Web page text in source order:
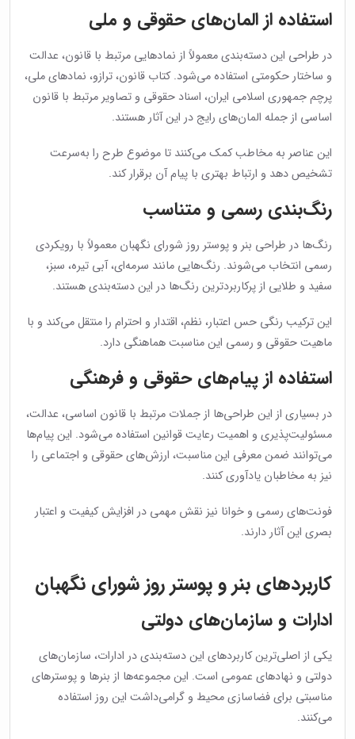
استفاده از المان‌های حقوقی و ملی
در طراحی این دسته‌بندی معمولاً از نمادهایی مرتبط با قانون، عدالت
و ساختار حکومتی استفاده می‌شود. کتاب قانون، ترازو، نمادهای ملی،
پرچم جمهوری اسلامی ایران، اسناد حقوقی و تصاویر مرتبط با قانون
اساسی از جمله المان‌های رایج در این آثار هستند.
این عناصر به مخاطب کمک می‌کنند تا موضوع طرح را به‌سرعت
تشخیص دهد و ارتباط بهتری با پیام آن برقرار کند.
رنگ‌بندی رسمی و متناسب
رنگ‌ها در طراحی بنر و پوستر روز شورای نگهبان معمولاً با رویکردی
رسمی انتخاب می‌شوند. رنگ‌هایی مانند سرمه‌ای، آبی تیره، سبز،
سفید و طلایی از پرکاربردترین رنگ‌ها در این دسته‌بندی هستند.
این ترکیب رنگی حس اعتبار، نظم، اقتدار و احترام را منتقل می‌کند و با
ماهیت حقوقی و رسمی این مناسبت هماهنگی دارد.
استفاده از پیام‌های حقوقی و فرهنگی
در بسیاری از این طراحی‌ها از جملات مرتبط با قانون اساسی، عدالت،
مسئولیت‌پذیری و اهمیت رعایت قوانین استفاده می‌شود. این پیام‌ها
می‌توانند ضمن معرفی این مناسبت، ارزش‌های حقوقی و اجتماعی را
نیز به مخاطبان یادآوری کنند.
فونت‌های رسمی و خوانا نیز نقش مهمی در افزایش کیفیت و اعتبار
بصری این آثار دارند.
کاربردهای بنر و پوستر روز شورای نگهبان
ادارات و سازمان‌های دولتی
یکی از اصلی‌ترین کاربردهای این دسته‌بندی در ادارات، سازمان‌های
دولتی و نهادهای عمومی است. این مجموعه‌ها از بنرها و پوسترهای
مناسبتی برای فضاسازی محیط و گرامی‌داشت این روز استفاده
می‌کنند.